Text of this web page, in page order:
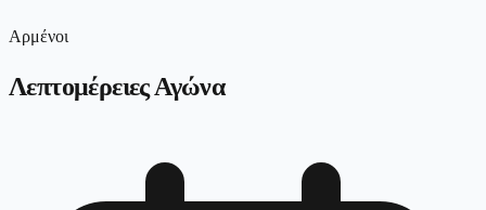
Αρμένοι
Λεπτομέρειες Αγώνα